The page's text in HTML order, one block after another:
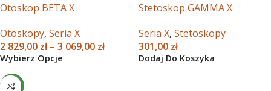
Otoskop BETA X
Otoskopy, Seria X
2 829,00 zł – 3 069,00 zł
Wybierz Opcje
Stetoskop GAMMA X
Seria X, Stetoskopy
301,00 zł
Dodaj Do Koszyka
NEW